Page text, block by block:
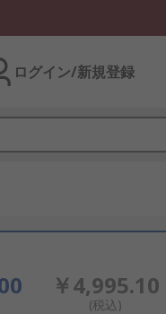
ログイン/新規登録
￥4,995.10
(税込)